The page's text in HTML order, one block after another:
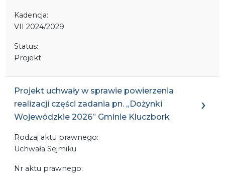
Kadencja:
VII 2024/2029
Status:
Projekt
Projekt uchwały w sprawie powierzenia
realizacji części zadania pn. „Dożynki
Wojewódzkie 2026” Gminie Kluczbork
Rodzaj aktu prawnego:
Uchwała Sejmiku
Nr aktu prawnego: